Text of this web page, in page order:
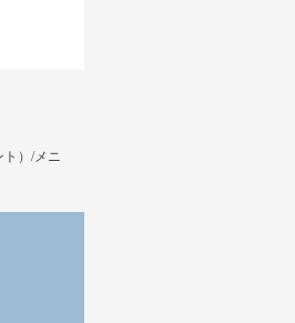
）/メニ